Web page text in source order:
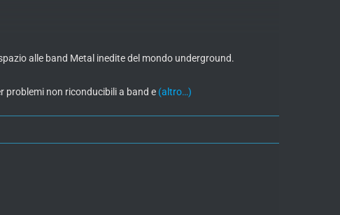
alle band Metal inedite del mondo underground.
problemi non riconducibili a band e (altro…)